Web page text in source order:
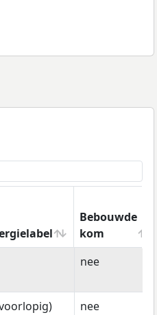
Bebouwde
kom
Bebouwde
nee
nee